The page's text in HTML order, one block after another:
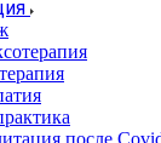
после